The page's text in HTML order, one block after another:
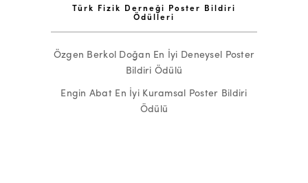
Türk Fizik Derneği Poster Bildiri
Ödülleri
Özgen Berkol Doğan En İyi Deneysel Poster
Bildiri Ödülü
Engin Abat En İyi Kuramsal Poster Bildiri
Ödülü